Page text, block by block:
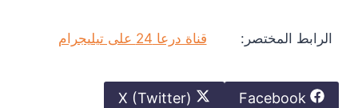
الرابط المختصر: قناة درعا 24 على تيليجرام
S
Facebook
S
X (Twitter)